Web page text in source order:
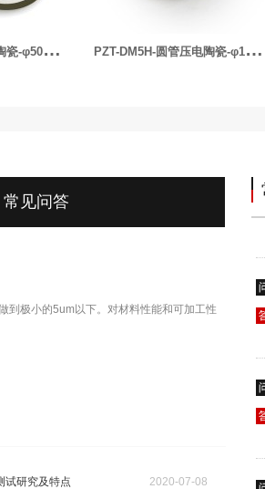
P
ZT-DM5H-圆管压电陶瓷-φ19×16.5×12.7mm PZT-DM-5AHD压电陶瓷-胚料
常见问答
到极小的5um以下。对材料性能和可加工性
试研究及特点 2020-07-08